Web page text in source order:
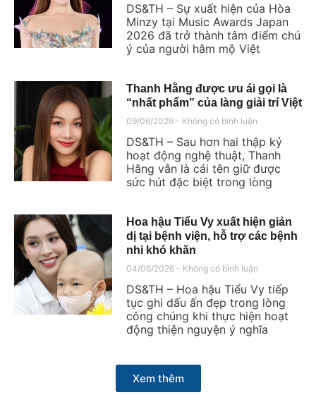
DS&TH – Sự xuất hiện của Hòa
Minzy tại Music Awards Japan
2026 đã trở thành tâm điểm chú
ý của người hâm mộ Việt
Thanh Hằng được ưu ái gọi là
“nhất phẩm” của làng giải trí Việt
09/06/2026 Không có bình luận
DS&TH – Sau hơn hai thập kỷ
hoạt động nghệ thuật, Thanh
Hằng vẫn là cái tên giữ được
sức hút đặc biệt trong lòng
Hoa hậu Tiểu Vy xuất hiện giản
dị tại bệnh viện, hỗ trợ các bệnh
nhi khó khăn
04/06/2026 Không có bình luận
DS&TH – Hoa hậu Tiểu Vy tiếp
tục ghi dấu ấn đẹp trong lòng
công chúng khi thực hiện hoạt
động thiện nguyện ý nghĩa
Xem thêm